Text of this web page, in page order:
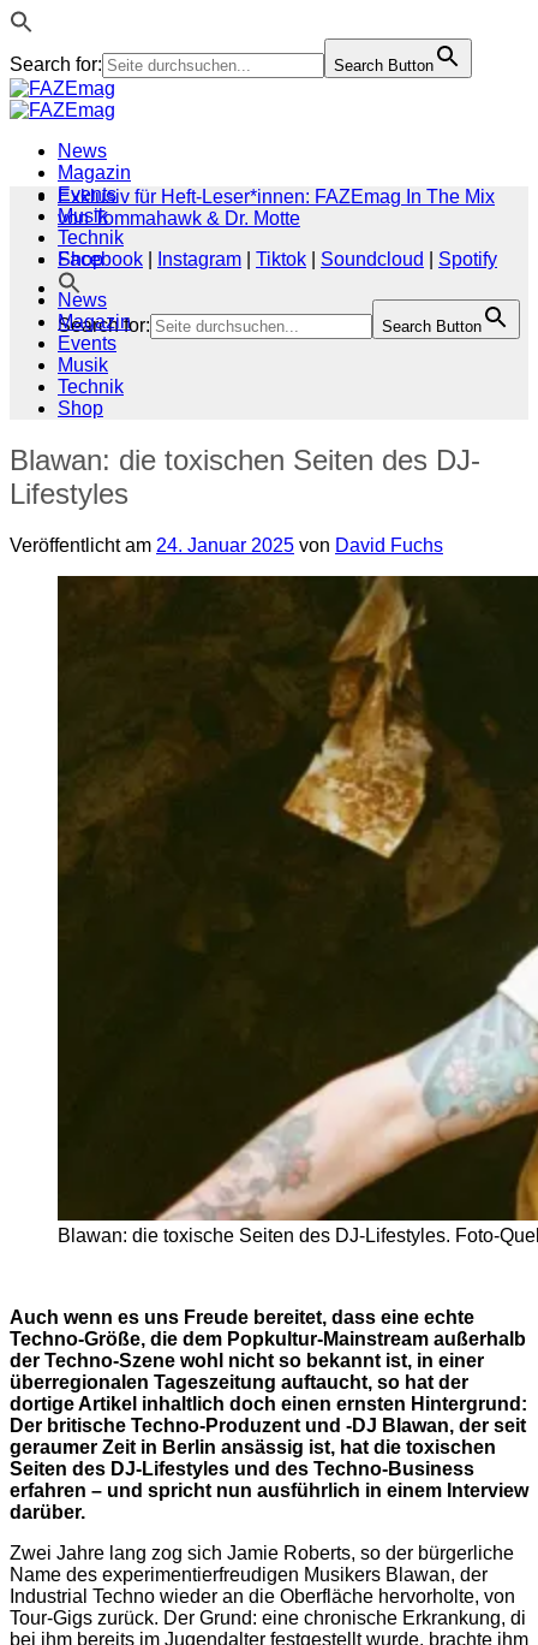
Search for: Search Button
Zum
Inhalt
News
Magazin
Events
Musik
Technik
Shop
Search for: Search Button
Exklusiv für Heft-Leser*innen: FAZEmag In The Mix
von Tommahawk & Dr. Motte
Facebook
Instagram Tiktok Soundcloud
Spotify
News
Magazin
Events
Musik
Technik
Shop
Blawan: die toxischen Seiten des DJ-
Lifestyles
Veröffentlicht am 24. Januar 2025 von David Fuchs
Blawan: die toxische Seiten des DJ-Lifestyles. Foto-
Auch wenn es uns Freude bereitet, dass eine echte
Techno-Größe, die dem Popkultur-Mainstream außerhalb
der Techno-Szene wohl nicht so bekannt ist, in einer
überregionalen Tageszeitung auftaucht, so hat der
dortige Artikel inhaltlich doch einen ernsten Hintergrund:
Der britische Techno-Produzent und -DJ Blawan, der seit
geraumer Zeit in Berlin ansässig ist, hat die toxischen
Seiten des DJ-Lifestyles und des Techno-Business
erfahren – und spricht nun ausführlich in einem Interview
darüber.
Zwei Jahre lang zog sich Jamie Roberts, so der bürgerliche
Name des experimentierfreudigen Musikers Blawan, der
Industrial Techno wieder an die Oberfläche hervorholte, von
Tour-Gigs zurück. Der Grund: eine chronische Erkrankung, di
bei ihm bereits im Jugendalter festgestellt wurde, brachte ihm